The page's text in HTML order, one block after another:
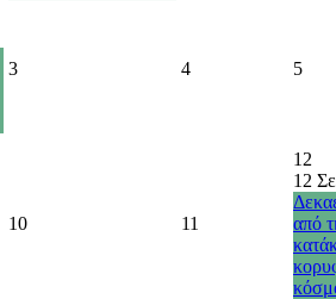
3 4 5
10 11
12
12
από